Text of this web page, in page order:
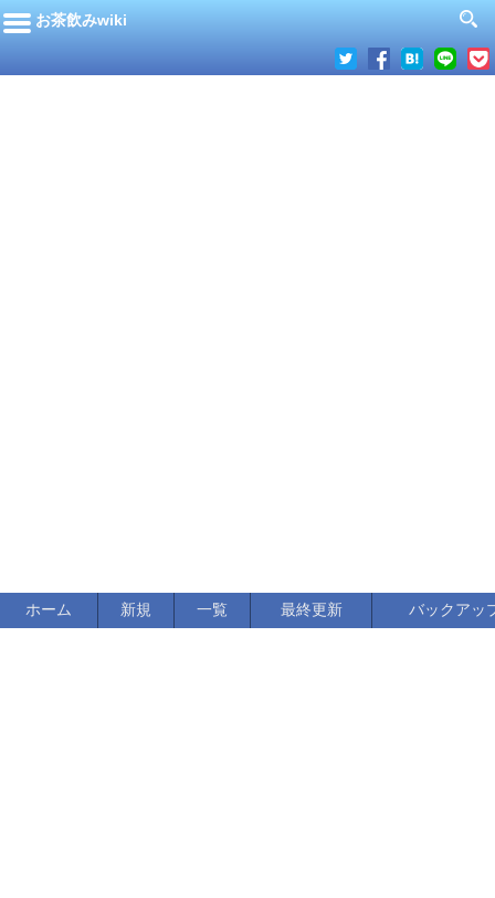
お茶飲みwiki
ホーム 新規 一覧 最終更新 バックアッ